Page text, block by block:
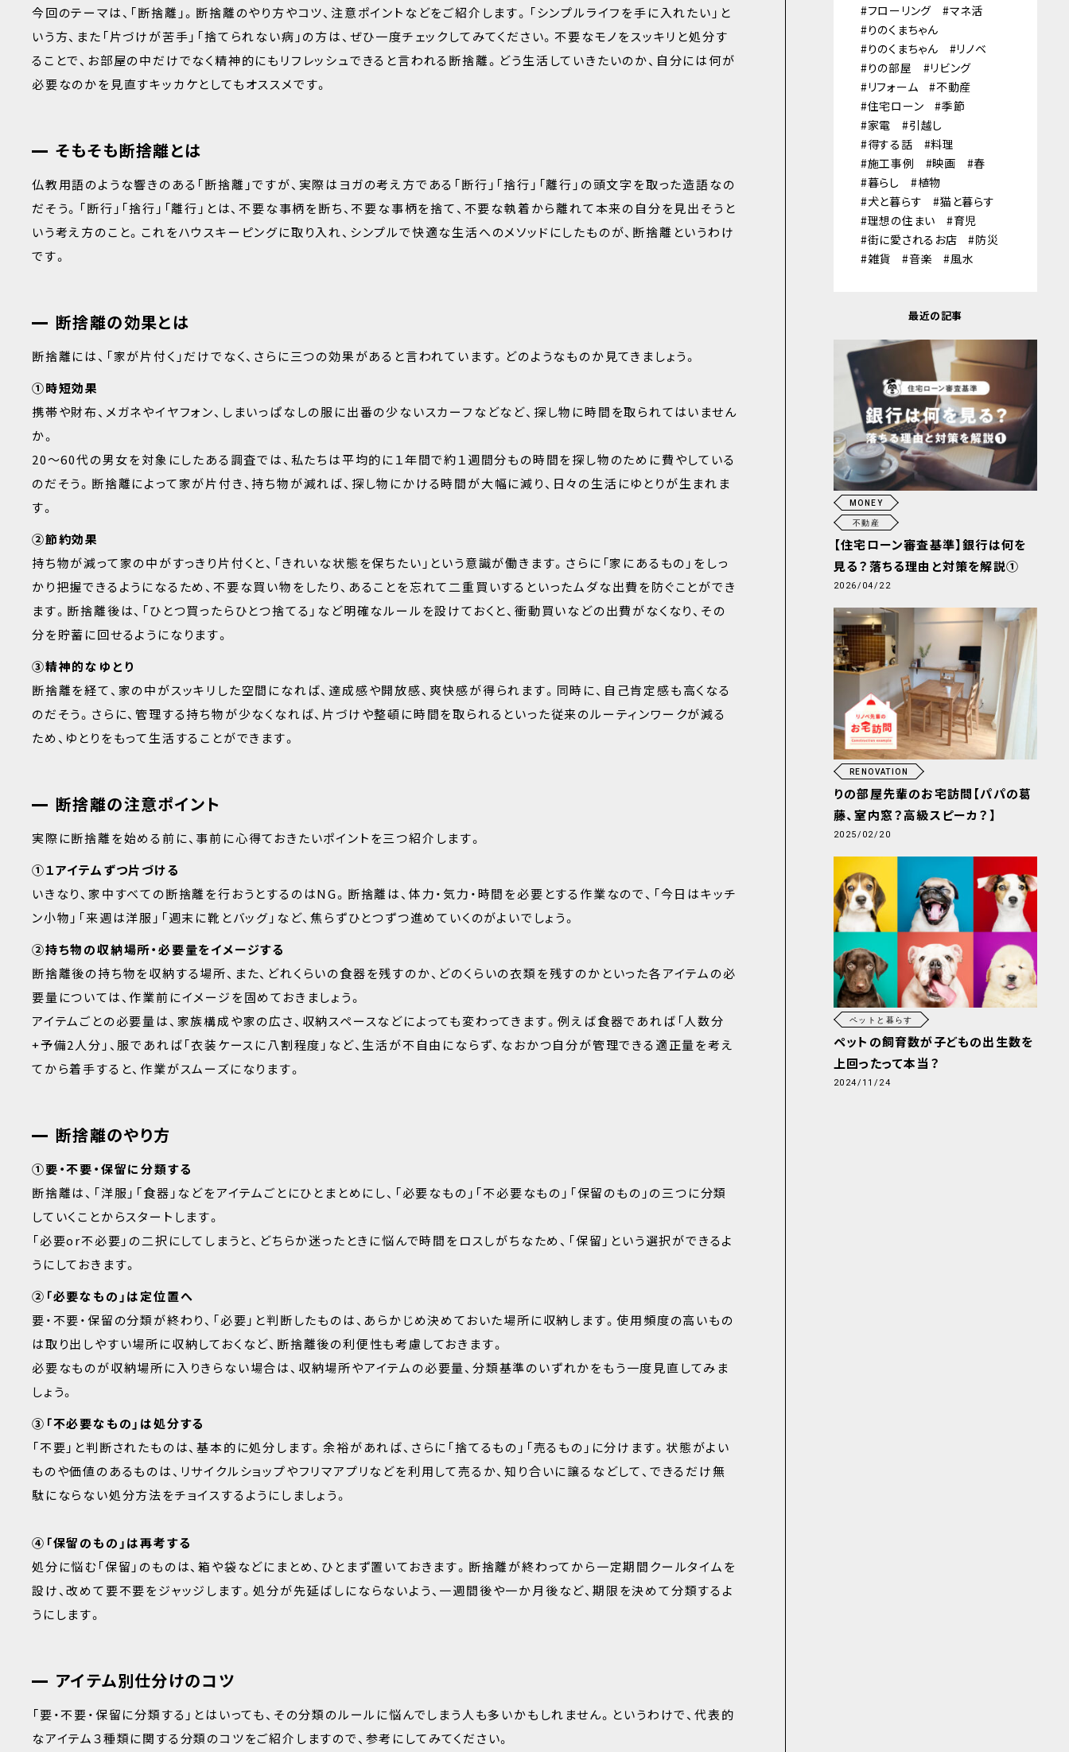
今回のテーマは、「断捨離」。断捨離のやり方やコツ、注意ポイントなどをご紹介します。「シンプルライフを手に入れたい」と
いう方、また「片づけが苦手」「捨てられない病」の方は、ぜひ一度チェックしてみてください。不要なモノをスッキリと処分す
ることで、お部屋の中だけでなく精神的にもリフレッシュできると言われる断捨離。どう生活していきたいのか、自分には何が
必要なのかを見直すキッカケとしてもオススメです。
そもそも断捨離とは
仏教用語のような響きのある「断捨離」ですが、実際はヨガの考え方である「断行」「捨行」「離行」の頭文字を取った造語なの
だそう。「断行」「捨行」「離行」とは、不要な事柄を断ち、不要な事柄を捨て、不要な執着から離れて本来の自分を見出そうと
いう考え方のこと。これをハウスキーピングに取り入れ、シンプルで快適な生活へのメソッドにしたものが、断捨離というわけ
です。
断捨離の効果とは
断捨離には、「家が片付く」だけでなく、さらに三つの効果があると言われています。どのようなものか見てきましょう。
①時短効果
携帯や財布、メガネやイヤフォン、しまいっぱなしの服に出番の少ないスカーフなどなど、探し物に時間を取られてはいません
か。
20～60代の男女を対象にしたある調査では、私たちは平均的に１年間で約１週間分もの時間を探し物のために費やしている
のだそう。断捨離によって家が片付き、持ち物が減れば、探し物にかける時間が大幅に減り、日々の生活にゆとりが生まれま
す。
②節約効果
持ち物が減って家の中がすっきり片付くと、「きれいな状態を保ちたい」という意識が働きます。さらに「家にあるもの」をしっ
かり把握できるようになるため、不要な買い物をしたり、あることを忘れて二重買いするといったムダな出費を防ぐことができ
ます。断捨離後は、「ひとつ買ったらひとつ捨てる」など明確なルールを設けておくと、衝動買いなどの出費がなくなり、その
分を貯蓄に回せるようになります。
③精神的なゆとり
断捨離を経て、家の中がスッキリした空間になれば、達成感や開放感、爽快感が得られます。同時に、自己肯定感も高くなる
のだそう。さらに、管理する持ち物が少なくなれば、片づけや整頓に時間を取られるといった従来のルーティンワークが減る
ため、ゆとりをもって生活することができます。
断捨離の注意ポイント
実際に断捨離を始める前に、事前に心得ておきたいポイントを三つ紹介します。
①１アイテムずつ片づける
いきなり、家中すべての断捨離を行おうとするのはNG。断捨離は、体力・気力・時間を必要とする作業なので、「今日はキッチ
ン小物」「来週は洋服」「週末に靴とバッグ」など、焦らずひとつずつ進めていくのがよいでしょう。
②持ち物の収納場所・必要量をイメージする
断捨離後の持ち物を収納する場所、また、どれくらいの食器を残すのか、どのくらいの衣類を残すのかといった各アイテムの必
要量については、作業前にイメージを固めておきましょう。
アイテムごとの必要量は、家族構成や家の広さ、収納スペースなどによっても変わってきます。例えば食器であれば「人数分
+予備2人分」、服であれば「衣装ケースに八割程度」など、生活が不自由にならず、なおかつ自分が管理できる適正量を考え
てから着手すると、作業がスムーズになります。
断捨離のやり方
①要・不要・保留に分類する
断捨離は、「洋服」「食器」などをアイテムごとにひとまとめにし、「必要なもの」「不必要なもの」「保留のもの」の三つに分類
していくことからスタートします。
「必要or不必要」の二択にしてしまうと、どちらか迷ったときに悩んで時間をロスしがちなため、「保留」という選択ができるよ
うにしておきます。
②「必要なもの」は定位置へ
要・不要・保留の分類が終わり、「必要」と判断したものは、あらかじめ決めておいた場所に収納します。使用頻度の高いもの
は取り出しやすい場所に収納しておくなど、断捨離後の利便性も考慮しておきます。
必要なものが収納場所に入りきらない場合は、収納場所やアイテムの必要量、分類基準のいずれかをもう一度見直してみま
しょう。
③「不必要なもの」は処分する
「不要」と判断されたものは、基本的に処分します。余裕があれば、さらに「捨てるもの」「売るもの」に分けます。状態がよい
ものや価値のあるものは、リサイクルショップやフリマアプリなどを利用して売るか、知り合いに譲るなどして、できるだけ無
駄にならない処分方法をチョイスするようにしましょう。
④「保留のもの」は再考する
処分に悩む「保留」のものは、箱や袋などにまとめ、ひとまず置いておきます。断捨離が終わってから一定期間クールタイムを
設け、改めて要不要をジャッジします。処分が先延ばしにならないよう、一週間後や一か月後など、期限を決めて分類するよ
うにします。
アイテム別仕分けのコツ
「要・不要・保留に分類する」とはいっても、その分類のルールに悩んでしまう人も多いかもしれません。というわけで、代表的
なアイテム３種類に関する分類のコツをご紹介しますので、参考にしてみてください。
フローリング
マネ活
りのくまちゃん
りのくまちゃん
リノベ
りの部屋
リビング
リフォーム
不動産
住宅ローン
季節
家電
引越し
得する話
料理
施工事例
映画
春
暮らし
植物
犬と暮らす
猫と暮らす
理想の住まい
育児
街に愛されるお店
防災
雑貨
音楽 風水
最近の記事
MONEY
不動産
【住宅ローン審査基準】銀行は何を
見る？落ちる理由と対策を解説①
2026/04/22
RENOVATION
りの部屋先輩のお宅訪問【パパの葛
藤、室内窓？高級スピーカ？】
2025/02/20
ペットと暮らす
ペットの飼育数が子どもの出生数を
上回ったって本当？
2024/11/24